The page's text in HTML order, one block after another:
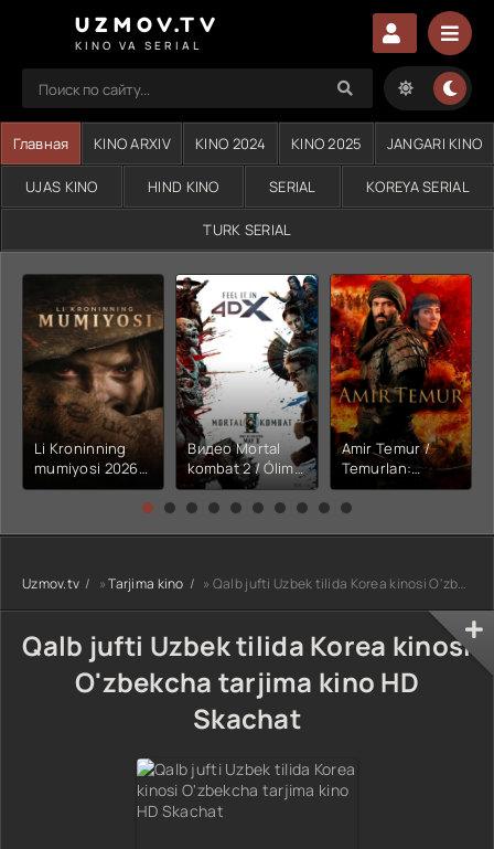
UZMOV.TV
KINO VA SERIAL
Главная KINO ARXIV KINO 2024 KINO 2025 JANGARI KINO
UJAS KINO HIND KINO SERIAL KOREYA SERIAL
TURK SERIAL
Li Kroninning
mumiyosi 2026
(uzbek tilida
kino) tarjima HD
Видео Mortal
kombat 2 / Ólim
jangi 2 (2026)
Uzbek tilida
Amir Temur /
Temurlan:
Fathchining
yuksalishi
tarjima kino Full
HD tas-ix
Uzmov.tv »Tarjima kino » Qalb jufti Uzbek tilida Korea kinosi O'zbekcha tarjima kino HD Skachat
Qalb jufti Uzbek tilida Korea kinosi
O'zbekcha tarjima kino HD
Skachat